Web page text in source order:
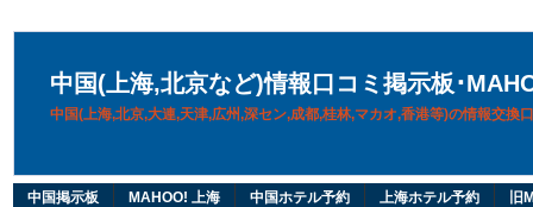
中国(上海,北京など)情報口コミ掲示板･
中国(上海,北京,大連,天津,広州,深セン,成都,桂林,マカオ,香港等)の情報交換
中国掲示板 MAHOO! 上海 中国ホテル予約 上海ホテル予約 旧